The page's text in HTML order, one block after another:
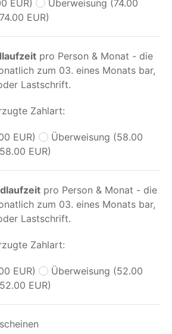
EUR)
Überweisung (74.00
EUR)
pro Person & Monat - die
zum 03. eines Monats bar,
Lastschrift.
Zahlart:
EUR)
Überweisung (58.00
EUR)
pro Person & Monat - die
zum 03. eines Monats bar,
Lastschrift.
Zahlart:
EUR)
Überweisung (52.00
EUR)